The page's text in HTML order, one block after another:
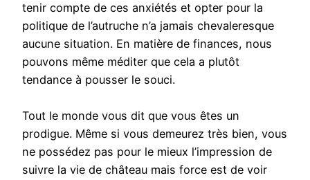
tenir compte de ces anxiétés et opter pour la
politique de l’autruche n’a jamais chevaleresque
aucune situation. En matière de finances, nous
pouvons même méditer que cela a plutôt
tendance à pousser le souci.
Tout le monde vous dit que vous êtes un
prodigue. Même si vous demeurez très bien, vous
ne possédez pas pour le mieux l’impression de
suivre la vie de château mais force est de voir